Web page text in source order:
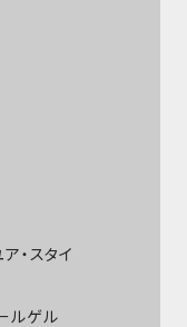
・スタイ
ルゲル